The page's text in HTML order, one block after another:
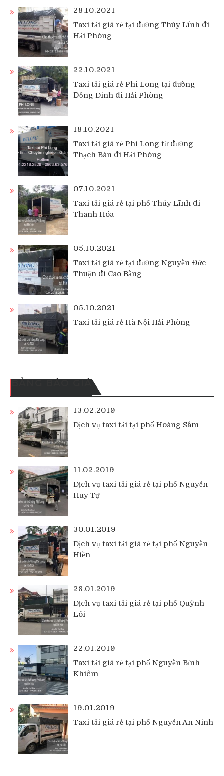
28.10.2021
Taxi tải giá rẻ tại đường Thúy Lĩnh đi
Hải Phòng
22.10.2021
Taxi tải giá rẻ Phi Long tại đường
Đồng Dinh đi Hải Phòng
18.10.2021
Taxi tải giá rẻ Phi Long từ đường
Thạch Bàn đi Hải Phòng
07.10.2021
Taxi tải giá rẻ tại phố Thúy Lĩnh đi
Thanh Hóa
05.10.2021
Taxi tải giá rẻ tại đường Nguyễn Đức
Thuận đi Cao Bằng
05.10.2021
Taxi tải giá rẻ Hà Nội Hải Phòng
BẢNG BÁO GIÁ
13.02.2019
Dịch vụ taxi tải tại phố Hoàng Sâm
11.02.2019
Dịch vụ taxi tải giá rẻ tại phố Nguyễn
Huy Tự
30.01.2019
Dịch vụ taxi tải giá rẻ tại phố Nguyễn
Hiền
28.01.2019
Dịch vụ taxi tải giá rẻ tại phố Quỳnh
Lôi
22.01.2019
Taxi tải giá rẻ tại phố Nguyễn Bỉnh
Khiêm
19.01.2019
Taxi tải giá rẻ tại phố Nguyễn An Ninh